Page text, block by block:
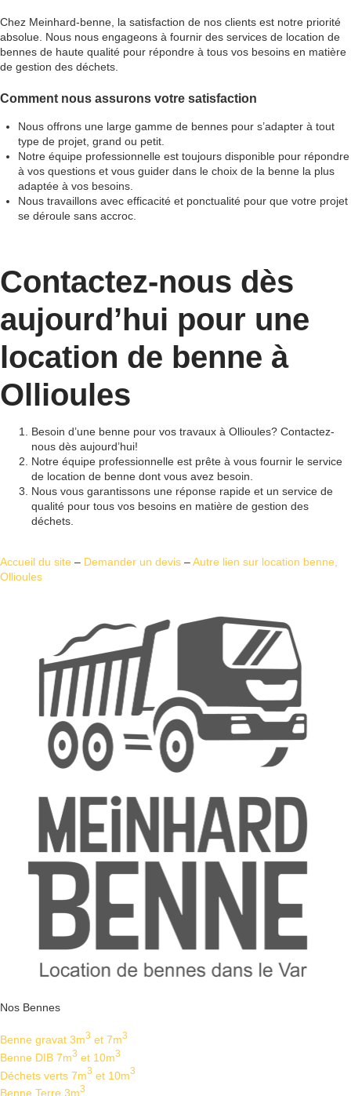
Chez Meinhard-benne, la satisfaction de nos clients est notre priorité
absolue. Nous nous engageons à fournir des services de location de
bennes de haute qualité pour répondre à tous vos besoins en matière
de gestion des déchets.
Comment nous assurons votre satisfaction
Nous offrons une large gamme de bennes pour s’adapter à tout
type de projet, grand ou petit.
Notre équipe professionnelle est toujours disponible pour répondre
à vos questions et vous guider dans le choix de la benne la plus
adaptée à vos besoins.
Nous travaillons avec efficacité et ponctualité pour que votre projet
se déroule sans accroc.
Contactez-nous dès
aujourd’hui pour une
location de benne à
Ollioules
Besoin d’une benne pour vos travaux à Ollioules? Contactez-
nous dès aujourd’hui!
Notre équipe professionnelle est prête à vous fournir le service
de location de benne dont vous avez besoin.
Nous vous garantissons une réponse rapide et un service de
qualité pour tous vos besoins en matière de gestion des
déchets.
Accueil du site – Demander un devis –Autre lien sur location benne,
Ollioules
Nos Bennes
Benne gravat 3m3 et 7m3
Benne DIB 7m3 et 10m3
Déchets verts 7m3 et 10m3
Benne Terre 3m3